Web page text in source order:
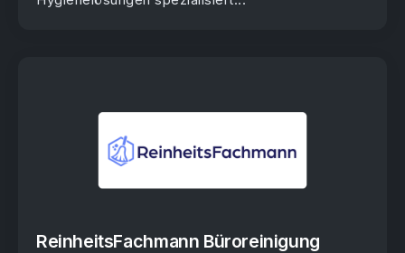
ReinheitsFachmann Büroreinigung